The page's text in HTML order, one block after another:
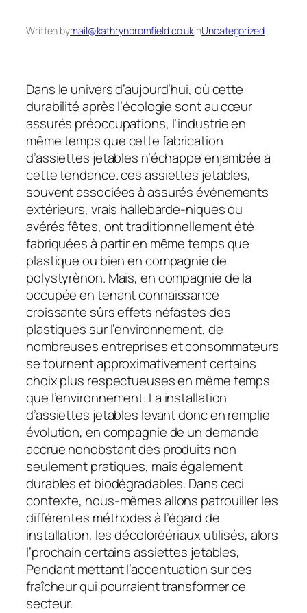
Written bymail@kathrynbromfield.co.ukinUncategorized
Dans le univers d’aujourd’hui, où cette
durabilité après l’écologie sont au cœur
assurés préoccupations, l’industrie en
même temps que cette fabrication
d’assiettes jetables n’échappe enjambée à
cette tendance. ces assiettes jetables,
souvent associées à assurés événements
extérieurs, vrais hallebarde-niques ou
avérés fêtes, ont traditionnellement été
fabriquées à partir en même temps que
plastique ou bien en compagnie de
polystyrènon. Mais, en compagnie de la
occupée en tenant connaissance
croissante sûrs effets néfastes des
plastiques sur l’environnement, de
nombreuses entreprises et consommateurs
se tournent approximativement certains
choix plus respectueuses en même temps
que l’environnement. La installation
d’assiettes jetables levant donc en remplie
évolution, en compagnie de un demande
accrue nonobstant des produits non
seulement pratiques, mais également
durables et biodégradables. Dans ceci
contexte, nous-mêmes allons patrouiller les
différentes méthodes à l’égard de
installation, les décoloréériaux utilisés, alors
l’prochain certains assiettes jetables,
Pendant mettant l’accentuation sur ces
fraîcheur qui pourraient transformer ce
secteur.